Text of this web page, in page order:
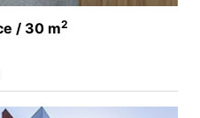
/ 30 m2